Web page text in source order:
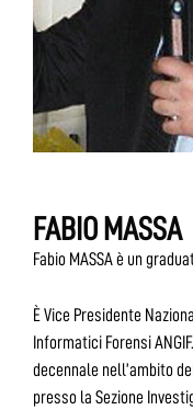
FABIO MASSA
Fabio MASSA è un
È Vice Presidente
Informatici Forensi
decennale nell’ambito
presso la Sezione